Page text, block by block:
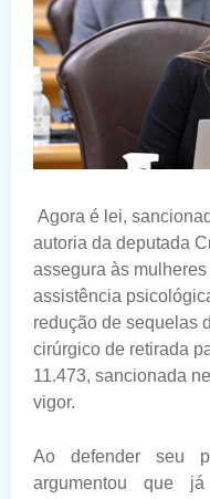
Agora é lei,
autoria da deputada
assegura às
assistência
redução de sequelas
cirúrgico de retirada
11.473, sancionada
vigor.
Ao defender seu
argumentou que